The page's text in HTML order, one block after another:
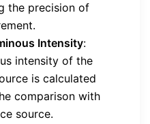
the precision of
Intensity:
intensity of the
is calculated
comparison with
source.